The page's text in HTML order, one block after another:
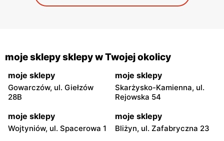
moje sklepy sklepy w Twojej okolicy
moje sklepy
Gowarczów, ul. Giełzów
28B
moje sklepy
Skarżysko-Kamienna, ul.
Rejowska 54
moje sklepy
Wojtyniów, ul. Spacerowa 1
moje sklepy
Bliżyn, ul. Zafabryczna 23